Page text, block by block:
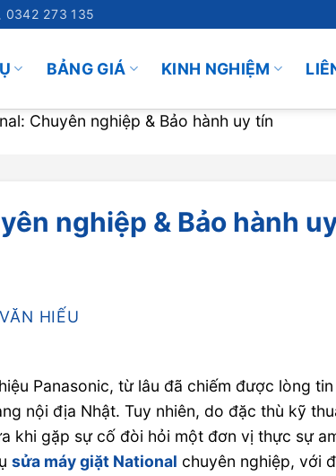
0342 273 135
BẢNG GIÁ KINH NGHIỆM
Chuyên nghiệp & Bảo hành uy tín
nghiệp & Bảo hành
HIẾU
Panasonic, từ lâu đã chiếm được lòng tin
nội địa Nhật. Tuy nhiên, do đặc thù kỹ
khi gặp sự cố đòi hỏi một đơn vị thực sự
sửa máy giặt National chuyên nghiệp, với